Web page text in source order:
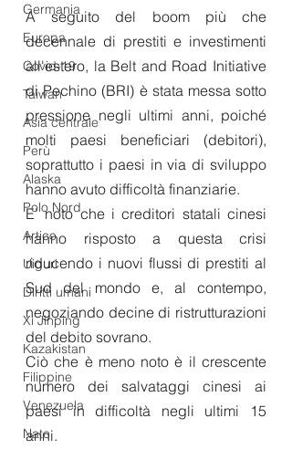
Germania
Europa
Covid-19
Taiwan
Asia centrale
Perù
Alaska
Polo Nord
Artico
Uiguri
Diritti umani
Xi Jinping
Kazakistan
Filippine
Venezuela
Nato
A seguito del boom più che
decennale di prestiti e investimenti
all'estero, la Belt and Road Initiative
di Pechino (BRI) è stata messa sotto
pressione negli ultimi anni, poiché
molti paesi beneficiari (debitori),
soprattutto i paesi in via di sviluppo
hanno avuto difficoltà finanziarie.
E’ noto che i creditori statali cinesi
hanno risposto a questa crisi
riducendo i nuovi flussi di prestiti al
Sud del mondo e, al contempo,
negoziando decine di ristrutturazioni
del debito sovrano.
Ciò che è meno noto è il crescente
numero dei salvataggi cinesi ai
paesi in difficoltà negli ultimi 15
anni.